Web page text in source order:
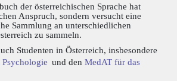
der österreichischen Sprache hat
Anspruch, sondern versucht eine
Sammlung an unterschiedlichen
zu sammeln.
Studenten in Österreich, insbesondere
und den MedAT für das